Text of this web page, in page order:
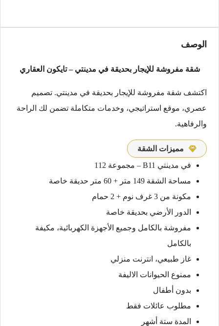
الوصف
شقة مفروشة للإيجار بحديقة في مدينتي – تايكون العقاري
اكتشف شقة مفروشة للإيجار بحديقة في مدينتي. تصميم
عصري، موقع استراتيجي، وخدمات متكاملة تضمن لك الراحة
والرفاهية.
مميزات الشقة
في مدينتي B11 – مجموعة 112
مساحة الشقة 149 متر + 60 متر حديقة خاصة
مكونة من 3 غرف نوم + 2 حمام
الدور الأرضي بحديقة خاصة
مفروشة بالكامل وجميع الأجهزة الكهربائية، مكيفة
بالكامل
غاز طبيعي، انترنت منزلي
ممنوع الحيوانات الاليفة
بدون أطفال
مطلوب عائلات فقط
المدة ستة أشهر